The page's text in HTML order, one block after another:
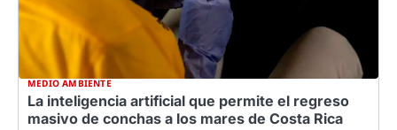
MEDIO AMBIENTE
La inteligencia artificial que permite el regreso
masivo de conchas a los mares de Costa Rica